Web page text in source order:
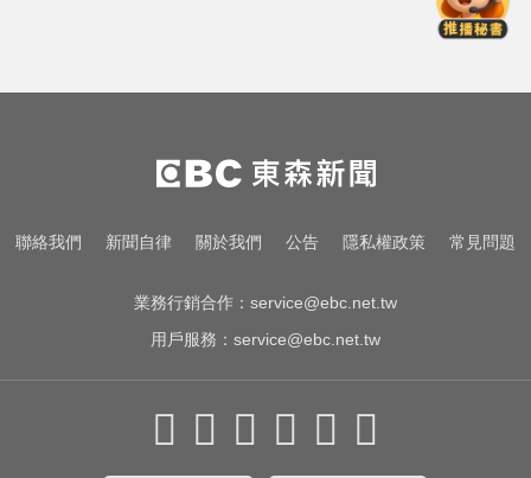
淺層地震 最大震度4級
《唐伯虎》資深綠葉演員 黎彼得病
逝...好友悲痛證實
愛玩車／採對開車門 Genesis GV90
聯絡我們 新聞自律 關於我們 公告 隱私權政策 常見問題
業務行銷合作： service@ebc.net.tw
用戶服務： service@ebc.net.tw